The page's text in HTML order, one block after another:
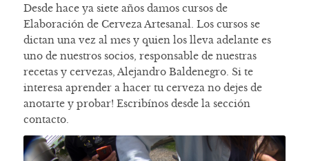
Desde hace ya siete años damos cursos de
Elaboración de Cerveza Artesanal. Los cursos se
dictan una vez al mes y quien los lleva adelante es
uno de nuestros socios, responsable de nuestras
recetas y cervezas, Alejandro Baldenegro. Si te
interesa aprender a hacer tu cerveza no dejes de
anotarte y probar! Escribínos desde la sección
contacto.